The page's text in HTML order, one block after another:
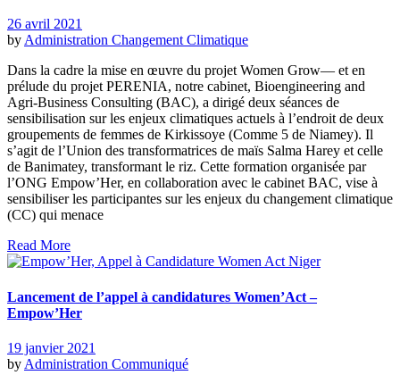
26 avril 2021
by Administration Changement Climatique
Dans la cadre la mise en œuvre du projet Women Grow— et en
prélude du projet PERENIA, notre cabinet, Bioengineering and
Agri-Business Consulting (BAC), a dirigé deux séances de
sensibilisation sur les enjeux climatiques actuels à l’endroit de deux
groupements de femmes de Kirkissoye (Comme 5 de Niamey). Il
s’agit de l’Union des transformatrices de maïs Salma Harey et celle
de Banimatey, transformant le riz. Cette formation organisée par
l’ONG Empow’Her, en collaboration avec le cabinet BAC, vise à
sensibiliser les participantes sur les enjeux du changement climatique
(CC) qui menace
Read More
Lancement de l’appel à candidatures Women’Act –
Empow’Her
19 janvier 2021
by Administration Communiqué